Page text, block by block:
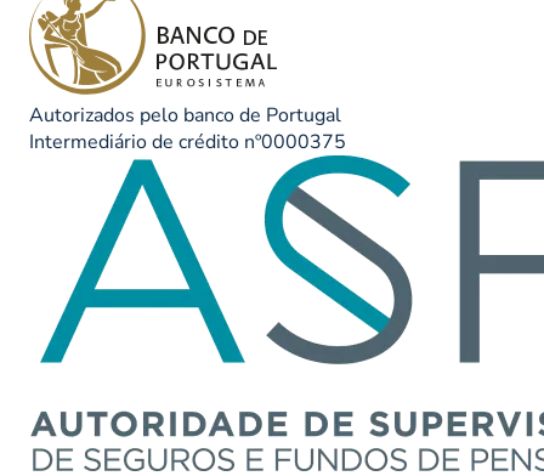
Autorizados pelo banco de Portugal
Intermediário de crédito nº0000375